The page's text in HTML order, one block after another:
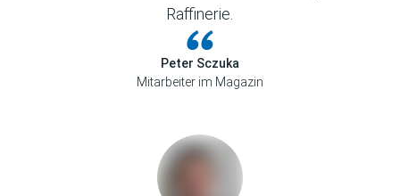
Raffinerie.
Peter Sczuka
Mitarbeiter im Magazin